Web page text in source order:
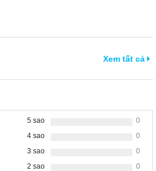
Xem tất cả
5 sao
0
4 sao
0
3 sao
0
2 sao
0